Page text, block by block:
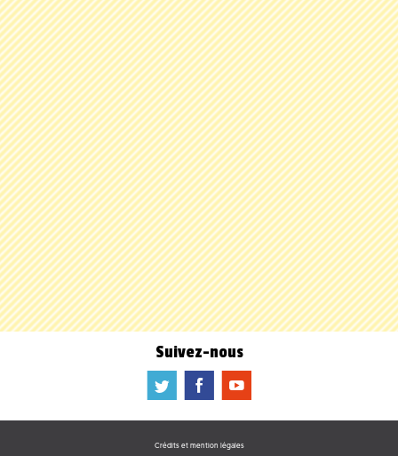
Suivez-nous
a b f
Crédits et mention légales